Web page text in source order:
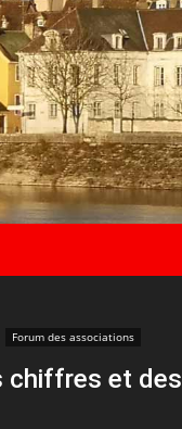
Forum des associations
chiffres et des